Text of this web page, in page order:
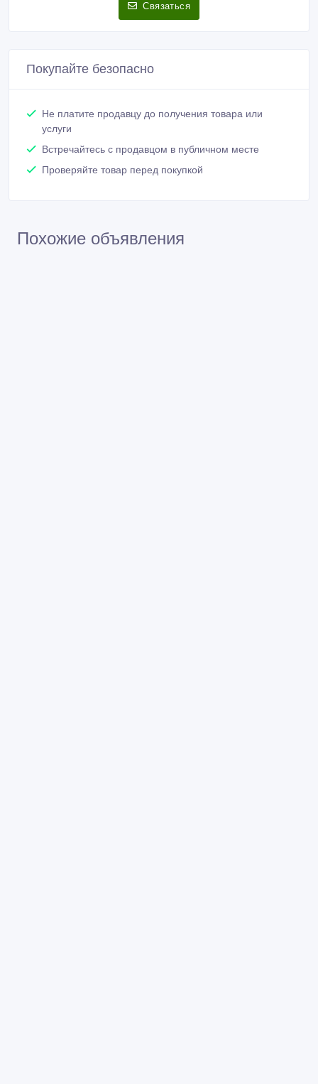
Связаться
Покупайте безопасно
Не платите продавцу до получения товара или
услуги
Встречайтесь с продавцом в публичном месте
Проверяйте товар перед покупкой
Похожие объявления